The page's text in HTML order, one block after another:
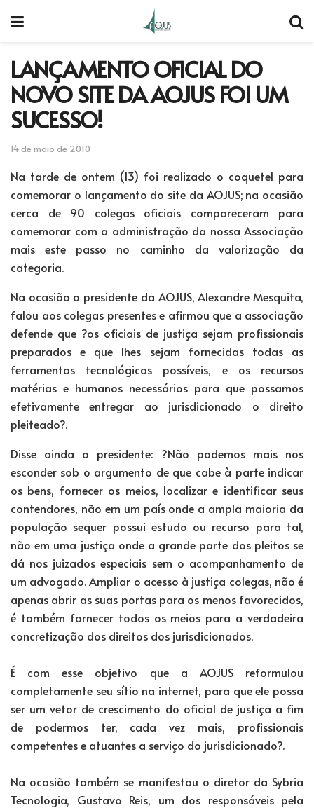
LANÇAMENTO OFICIAL DO
NOVO SITE DA AOJUS FOI UM
SUCESSO!
14 de maio de 2010
Na tarde de ontem (13) foi realizado o coquetel para
comemorar o lançamento do site da AOJUS; na ocasião
cerca de 90 colegas oficiais compareceram para
comemorar com a administração da nossa Associação
mais este passo no caminho da valorização da
categoria.
Na ocasião o presidente da AOJUS, Alexandre Mesquita,
falou aos colegas presentes e afirmou que a associação
defende que ?os oficiais de justiça sejam profissionais
preparados e que lhes sejam fornecidas todas as
ferramentas tecnológicas possíveis, e os recursos
matérias e humanos necessários para que possamos
efetivamente entregar ao jurisdicionado o direito
pleiteado?.
Disse ainda o presidente: ?Não podemos mais nos
esconder sob o argumento de que cabe à parte indicar
os bens, fornecer os meios, localizar e identificar seus
contendores, não em um país onde a ampla maioria da
população sequer possui estudo ou recurso para tal,
não em uma justiça onde a grande parte dos pleitos se
dá nos juizados especiais sem o acompanhamento de
um advogado. Ampliar o acesso à justiça colegas, não é
apenas abrir as suas portas para os menos favorecidos,
é também fornecer todos os meios para a verdadeira
concretização dos direitos dos jurisdicionados.
É com esse objetivo que a AOJUS reformulou
completamente seu sítio na internet, para que ele possa
ser um vetor de crescimento do oficial de justiça a fim
de podermos ter, cada vez mais, profissionais
competentes e atuantes a serviço do jurisdicionado?.
Na ocasião também se manifestou o diretor da Sybria
Tecnologia, Gustavo Reis, um dos responsáveis pela